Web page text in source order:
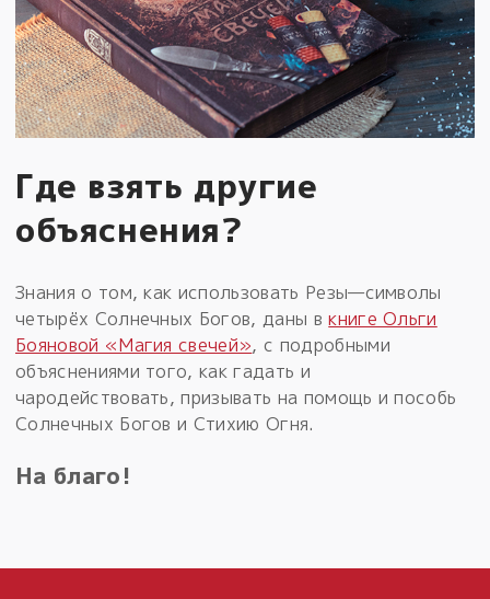
Где взять другие
объяснения?
Знания о том, как использовать Резы—символы
четырёх Солнечных Богов, даны вкниге Ольги
Бояновой «Магия свечей», с подробными
объяснениями того, как гадать и
чародействовать, призывать на помощь и пособь
Солнечных Богов и Стихию Огня.
На благо!